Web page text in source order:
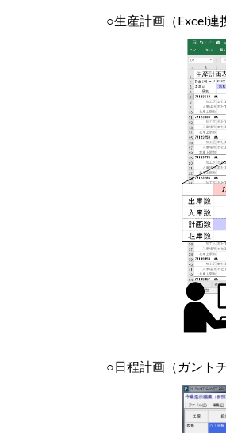
○生産計画（Excel連
○日程計画（ガントチ